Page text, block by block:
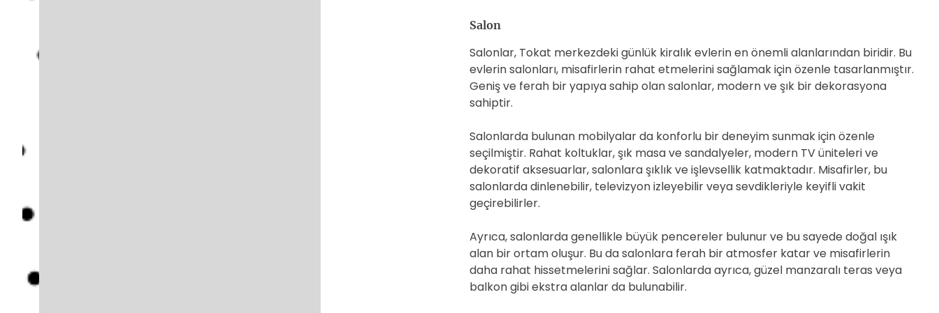
Salon
Salonlar, Tokat merkezdeki günlük kiralık evlerin en önemli alanlarından biridir. Bu
evlerin salonları, misafirlerin rahat etmelerini sağlamak için özenle tasarlanmıştır.
Geniş ve ferah bir yapıya sahip olan salonlar, modern ve şık bir dekorasyona
sahiptir.
Salonlarda bulunan mobilyalar da konforlu bir deneyim sunmak için özenle
seçilmiştir. Rahat koltuklar, şık masa ve sandalyeler, modern TV üniteleri ve
dekoratif aksesuarlar, salonlara şıklık ve işlevsellik katmaktadır. Misafirler, bu
salonlarda dinlenebilir, televizyon izleyebilir veya sevdikleriyle keyifli vakit
geçirebilirler.
Ayrıca, salonlarda genellikle büyük pencereler bulunur ve bu sayede doğal ışık
alan bir ortam oluşur. Bu da salonlara ferah bir atmosfer katar ve misafirlerin
daha rahat hissetmelerini sağlar. Salonlarda ayrıca, güzel manzaralı teras veya
balkon gibi ekstra alanlar da bulunabilir.